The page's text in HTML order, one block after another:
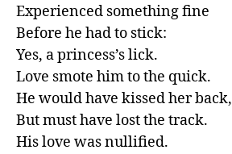
Experienced something fine
Before he had to stick:
Yes, a princess’s lick.
Love smote him to the quick.
He would have kissed her back,
But must have lost the track.
His love was nullified.